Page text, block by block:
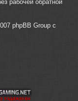
рабочей обратной
phpBB Group с